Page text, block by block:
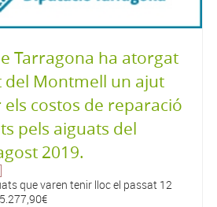
Tarragona ha atorgat
del Montmell un ajut
costos de reparació
pels aiguats del
2019.
que varen tenir lloc el passat 12